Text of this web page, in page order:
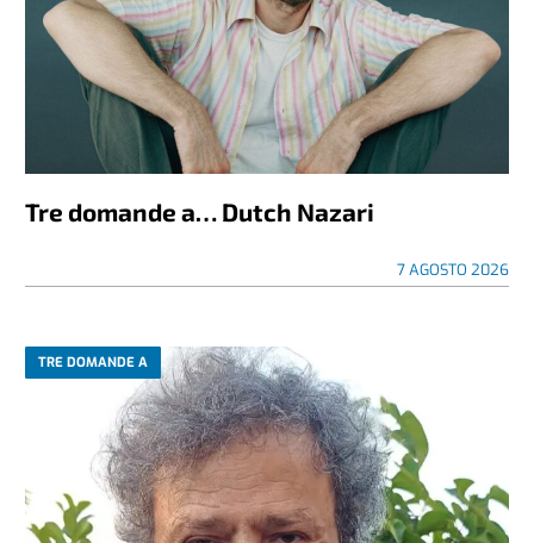
Tre domande a… Dutch Nazari
7 AGOSTO 2026
TRE DOMANDE A